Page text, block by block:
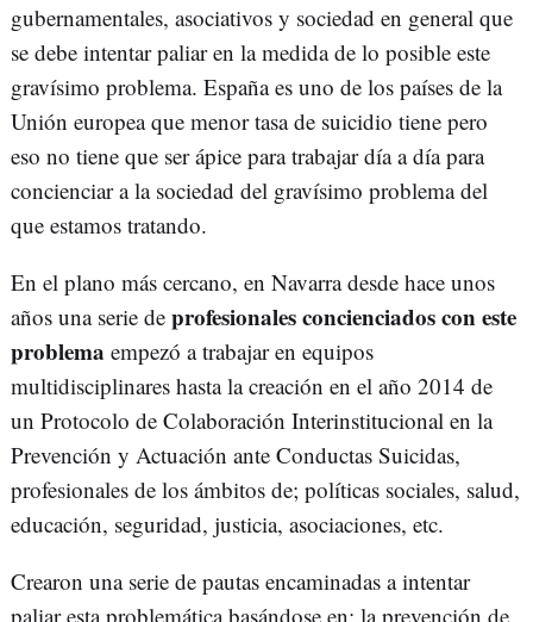
gubernamentales, asociativos y sociedad en general que
se debe intentar paliar en la medida de lo posible este
gravísimo problema. España es uno de los países de la
Unión europea que menor tasa de suicidio tiene pero
eso no tiene que ser ápice para trabajar día a día para
concienciar a la sociedad del gravísimo problema del
que estamos tratando.
En el plano más cercano, en Navarra desde hace unos
años una serie de profesionales concienciados con este
problema empezó a trabajar en equipos
multidisciplinares hasta la creación en el año 2014 de
un Protocolo de Colaboración Interinstitucional en la
Prevención y Actuación ante Conductas Suicidas,
profesionales de los ámbitos de; políticas sociales, salud,
educación, seguridad, justicia, asociaciones, etc.
Crearon una serie de pautas encaminadas a intentar
paliar esta problemática basándose en; la prevención de